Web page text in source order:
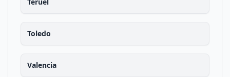
Toledo
Valencia